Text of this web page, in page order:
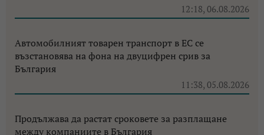
12:18, 06.08.2026
Автомобилният товарен транспорт в ЕС се
възстановява на фона на двуцифрен срив за
България
11:38, 05.08.2026
Продължава да растат сроковете за разплащане
между компаниите в България